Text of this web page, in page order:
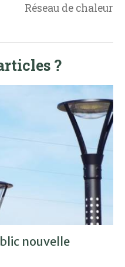
Réseau de chaleur
?
nouvelle